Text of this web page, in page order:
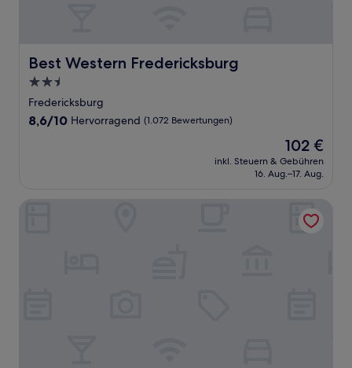
Best Western Fredericksburg
Best Western Fredericksburg
2.5-
Sterne-
Unterkunft
Fredericksburg
8.6
8,6/10 Hervorragend (1.072 Bewertungen)
Der
Preis
beträgt
102 €
inkl. Steuern & Gebühren
16. Aug.–17. Aug.
Holiday Inn Fredericksburg Conference Ctr by IHG